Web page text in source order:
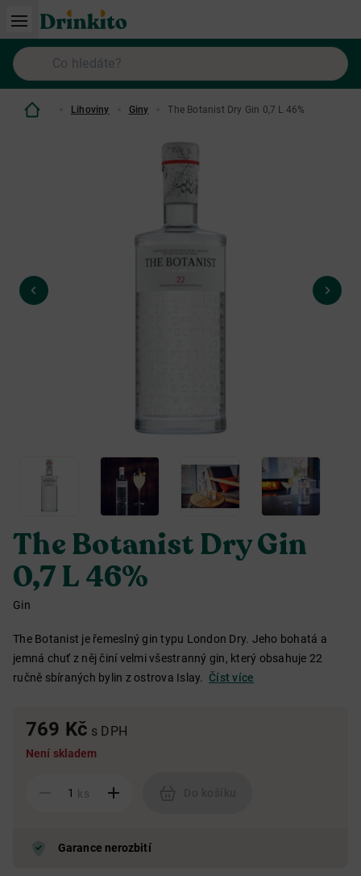
Lihoviny Giny The Botanist Dry Gin 0,7 L 46%
The Botanist Dry Gin
0,7 L 46%
Gin
The Botanist je řemeslný gin typu London Dry. Jeho bohatá a
jemná chuť z něj činí velmi všestranný gin, který obsahuje 22
ručně sbíraných bylin z ostrova Islay. Číst více
769 Kč s DPH
Není skladem
ks
Garance nerozbití